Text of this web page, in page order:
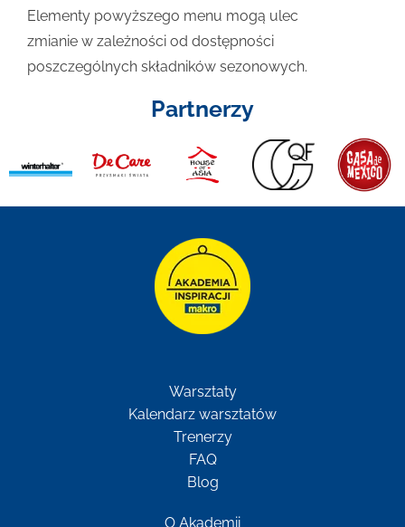
Elementy powyższego menu mogą ulec
zmianie w zależności od dostępności
poszczególnych składników sezonowych.
Partnerzy
Warsztaty
Kalendarz warsztatów
Trenerzy
FAQ
Blog
O Akademii